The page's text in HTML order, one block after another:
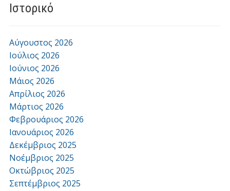
Ιστορικό
Αύγουστος 2026
Ιούλιος 2026
Ιούνιος 2026
Μάιος 2026
Απρίλιος 2026
Μάρτιος 2026
Φεβρουάριος 2026
Ιανουάριος 2026
Δεκέμβριος 2025
Νοέμβριος 2025
Οκτώβριος 2025
Σεπτέμβριος 2025